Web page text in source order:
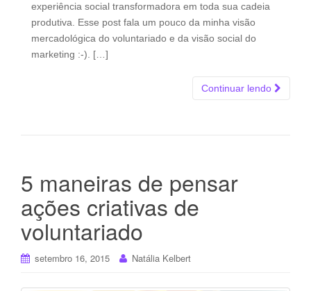
experiência social transformadora em toda sua cadeia
produtiva. Esse post fala um pouco da minha visão
mercadológica do voluntariado e da visão social do
marketing :-). […]
Continuar lendo
5 maneiras de pensar
ações criativas de
voluntariado
setembro 16, 2015 Natália Kelbert